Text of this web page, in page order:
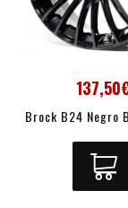
Brock B24 Negro